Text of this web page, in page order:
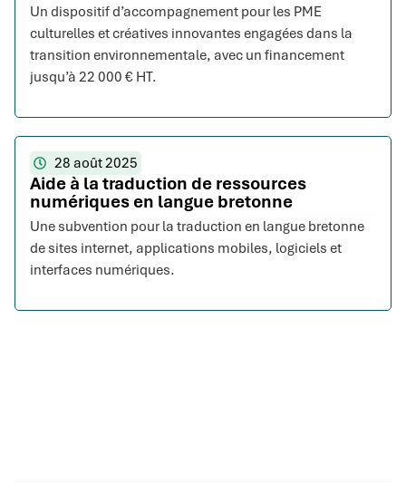
Un dispositif d’accompagnement pour les PME
culturelles et créatives innovantes engagées dans la
transition environnementale, avec un financement
jusqu’à 22 000 € HT.
28 août 2025
Aide à la traduction de ressources
numériques en langue bretonne
Une subvention pour la traduction en langue bretonne
de sites internet, applications mobiles, logiciels et
interfaces numériques.